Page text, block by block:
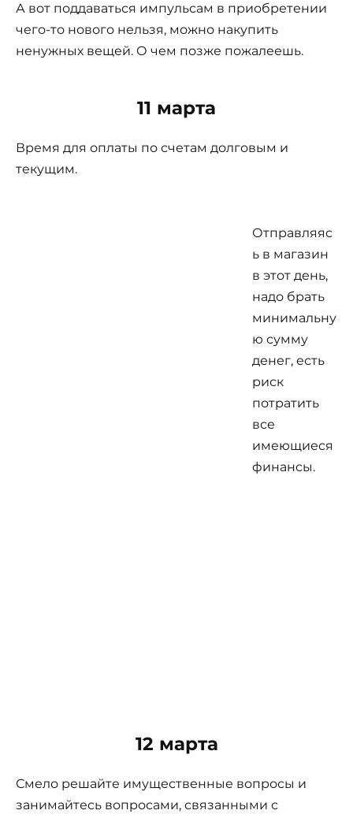
А вот поддаваться импульсам в приобретении
чего-то нового нельзя, можно накупить
ненужных вещей. О чем позже пожалеешь.
11 марта
Время для оплаты по счетам долговым и
текущим.
Отправляяс
ь в магазин
в этот день,
надо брать
минимальну
ю сумму
денег, есть
риск
потратить
все
имеющиеся
финансы.
12 марта
Смело решайте имущественные вопросы и
занимайтесь вопросами, связанными с